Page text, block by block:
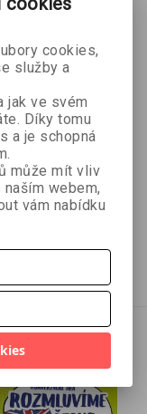
Česko -
Sobotka
cookies,
služby a
jak ve svém
Díky tomu
a je schopná
může mít vliv
webem,
vám nabídku